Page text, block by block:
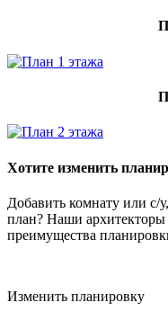
Хотите изменить
Добавить комнату или с/
план? Наши архитекторы
преимущества
Изменить планировку